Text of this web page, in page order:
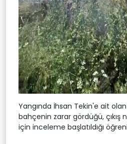
Yangında İhsan Tekin'e ait
bahçenin zarar gördüğü, çıkış
için inceleme başlatıldığı